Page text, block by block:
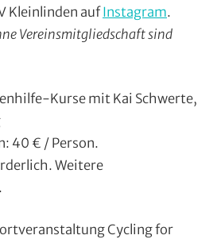
Kleinlinden aufInstagram.
Vereinsmitgliedschaft sind
Kurse mit Kai Schwerte,
40 € / Person.
Weitere
.
Cycling for